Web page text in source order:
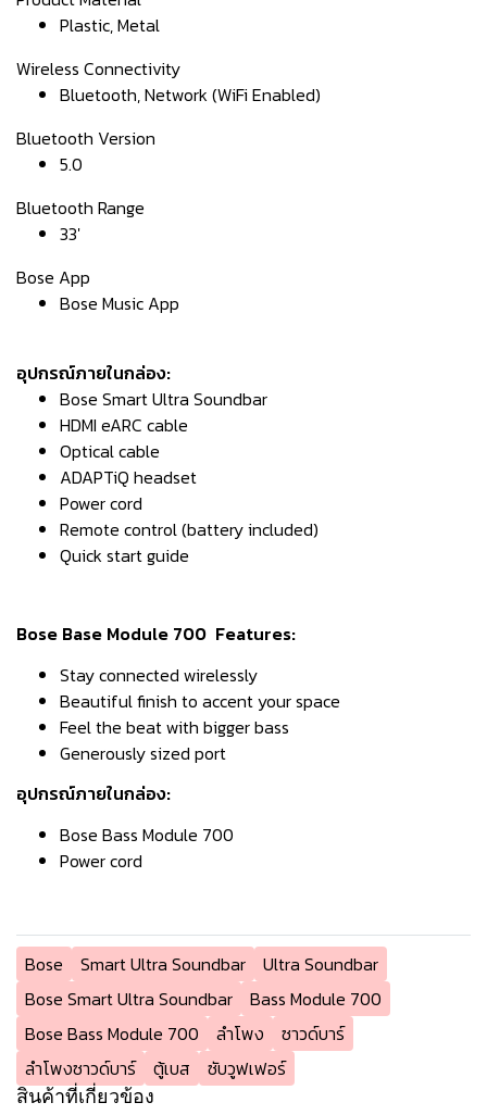
Plastic, Metal
Wireless Connectivity
Bluetooth, Network (WiFi Enabled)
Bluetooth Version
5.0
Bluetooth Range
33'
Bose App
Bose Music App
อุปกรณ์ภายในกล่อง:
Bose Smart Ultra Soundbar
HDMI eARC cable
Optical cable
ADAPTiQ headset
Power cord
Remote control (battery included)
Quick start guide
Bose Base Module 700 Features:
Stay connected wirelessly
Beautiful finish to accent your space
Feel the beat with bigger bass
Generously sized port
อุปกรณ์ภายในกล่อง:
Bose Bass Module 700
Power cord
Bose Smart Ultra Soundbar
Ultra Soundbar
Bose Smart Ultra Soundbar
Bass Module 700
Bose Bass Module 700
ลำโพง
ซาวด์บาร์
ลำโพงซาวด์บาร์
ตู้เบส ซับวูฟเฟอร์
สินค้าที่เกี่ยวข้อง